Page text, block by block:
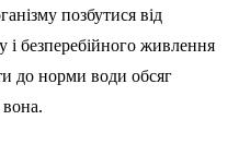
позбутися від
і безперебійного живлення
до норми води обсяг
вона.